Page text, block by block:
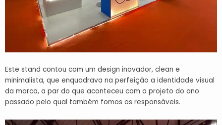
Este stand contou com um design inovador, clean e
minimalista, que enquadrava na perfeição a identidade visual
da marca, a par do que aconteceu com o projeto do ano
passado pelo qual também fomos os responsáveis.